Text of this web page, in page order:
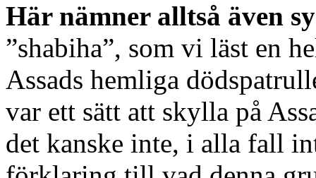
Här nämner alltså även
”shabiha”, som vi läst en
Assads hemliga
var ett sätt att skylla på
det kanske inte, i alla fall